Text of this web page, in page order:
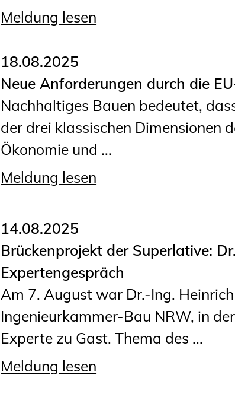
Planungswettbewerbe
Publikationen
Stellenbörse
Staatlich anerkannte
Sachverständige
Öffentlich bestellte und
vereidigte Sachverständige
Prüfsachverständige
Bauvorlageberechtigte
Sachkundige für Zustands- und
Funktionsprüfung privater
Abwasserleitungen
Vereinbarungen mit
Ingenieurkammern
Büronachfolge
Meldung lesen
18.08.2025
Neue Anforderungen durch die
Nachhaltiges Bauen bedeutet,
der drei klassischen Dimensionen
Ökonomie und ...
Meldung lesen
14.08.2025
Brückenprojekt der Superlative:
Expertengespräch
Am 7. August war Dr.-Ing.
Ingenieurkammer-Bau NRW, in
Experte zu Gast. Thema des ...
Meldung lesen